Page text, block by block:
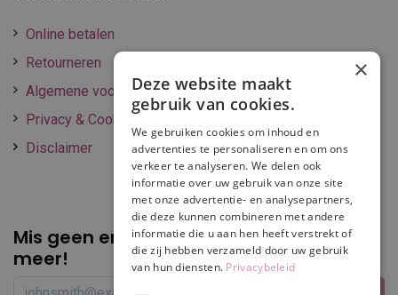
Online betalen
Retourneren
Algemene voorwaarden
Privacy & Cookie policy
Disclaimer
Mis geen enkelepromotie of korting
meer!
×
Deze website maakt
gebruik van cookies.
We gebruiken cookies om inhoud en
advertenties te personaliseren en om ons
verkeer te analyseren. We delen ook
informatie over uw gebruik van onze site
met onze advertentie- en analysepartners,
die deze kunnen combineren met andere
informatie die u aan hen heeft verstrekt of
die zij hebben verzameld door uw gebruik
van hun diensten. Privacybeleid